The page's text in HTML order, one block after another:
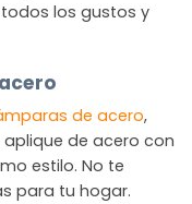
los gustos y
de acero,
de acero con
estilo. No te
para tu hogar.